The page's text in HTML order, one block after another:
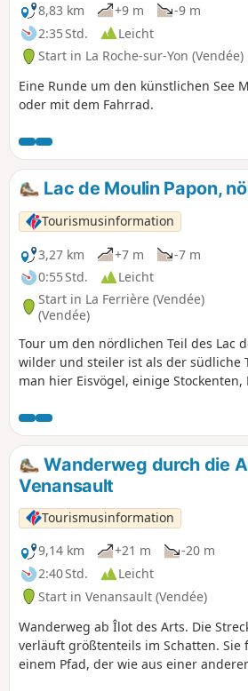
8,83 km
+9 m
-9 m
2:35 Std.
Leicht
Start in La Roche-sur-Yon (Vendée)
Eine Runde um den künstlichen See
oder mit dem Fahrrad.
Lac de Moulin Papon,
Tourismusinformation
3,27 km
+7 m
-7 m
0:55 Std.
Leicht
Start in La Ferrière (Vendée)
(Vendée)
Tour um den nördlichen Teil des Lac
wilder und steiler ist als der südliche
man hier Eisvögel, einige
Weiler La Berthelière kann man
bewundern, die einfach
Gemeinde La Ferrière und gesamte
Gemeinde Dompierre-sur-Yon.
Wanderweg durch die
Venansault
Tourismusinformation
9,14 km
+21 m
-20 m
2:40 Std.
Leicht
Start in Venansault (Vendée)
Wanderweg ab Îlot des Arts. Die
verläuft größtenteils im Schatten. Sie
einem Pfad, der wie aus einer